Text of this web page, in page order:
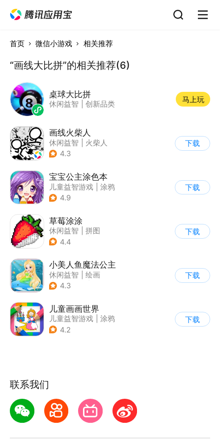
首页 微信小游戏 相关推荐
“画线大比拼”的相关推荐(6)
桌球大比拼
休闲益智 创新品类
马上玩
画线火柴人
休闲益智
火柴人
| DIY
4.3
下载
宝宝公主涂色本
儿童益智游戏
涂鸦
4.9
下载
草莓涂涂
休闲益智
拼图
| 儿童游戏
4.4
下载
小美人鱼魔法公主
休闲益智
绘画
| 儿童游戏
4.3
下载
儿童画画世界
儿童益智游戏
涂鸦
4.2
下载
联系我们